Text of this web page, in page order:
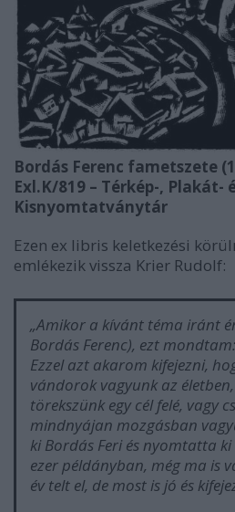
Bordás Ferenc fametszete
Exl.K/819 – Térkép-, Plakát-
Kisnyomtatványtár
Ezen ex libris keletkezési
emlékezik vissza Krier Rudolf:
„Amikor a kívánt téma iránt
Bordás Ferenc), ezt
Ezzel azt akarom kifejezni,
vándorok vagyunk az
törekszünk egy cél felé, vagy
mindnyájan mozgásban
ki Bordás Feri és nyomtatta
ezer példányban, még ma is
év telt el, de most is jó és